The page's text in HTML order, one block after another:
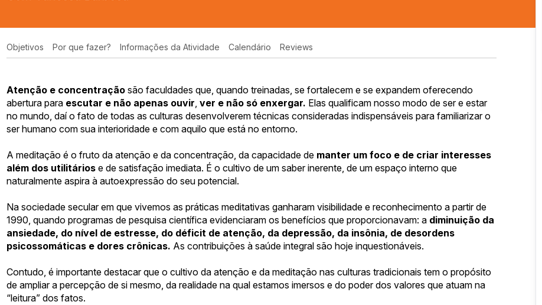
Objetivos Por que fazer? Informações da Atividade Calendário Reviews
Atenção e concentração são faculdades que, quando treinadas, se fortalecem e se expandem oferecendo
abertura para escutar e não apenas ouvir ver e não só enxergar. Elas qualificam nosso modo de ser e estar
no mundo, daí o fato de todas as culturas desenvolverem técnicas consideradas indispensáveis para familiarizar o
ser humano com sua interioridade e com aquilo que está no entorno.
A meditação é o fruto da atenção e da concentração, da capacidade de manter um foco e de criar interesses
além dos utilitários e de satisfação imediata. É o cultivo de um saber inerente, de um espaço interno que
naturalmente aspira à autoexpressão do seu potencial.
Na sociedade secular em que vivemos as práticas meditativas ganharam visibilidade e reconhecimento a partir de
1990, quando programas de pesquisa científica evidenciaram os benefícios que proporcionavam: a diminuição da
ansiedade, do nível de estresse, do déficit de atenção, da depressão, da insônia, de desordens
psicossomáticas e dores crônicas. As contribuições à saúde integral são hoje inquestionáveis.
Contudo, é importante destacar que o cultivo da atenção e da meditação nas culturas tradicionais tem o propósito
de ampliar a percepção de si mesmo, da realidade na qual estamos imersos e do poder dos valores que atuam na
“leitura” dos fatos.